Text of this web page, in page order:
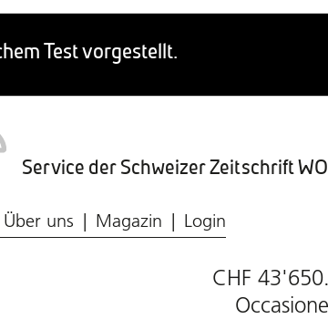
Service der Schweizer Zeitschrift
Über uns Magazin Login
CHF